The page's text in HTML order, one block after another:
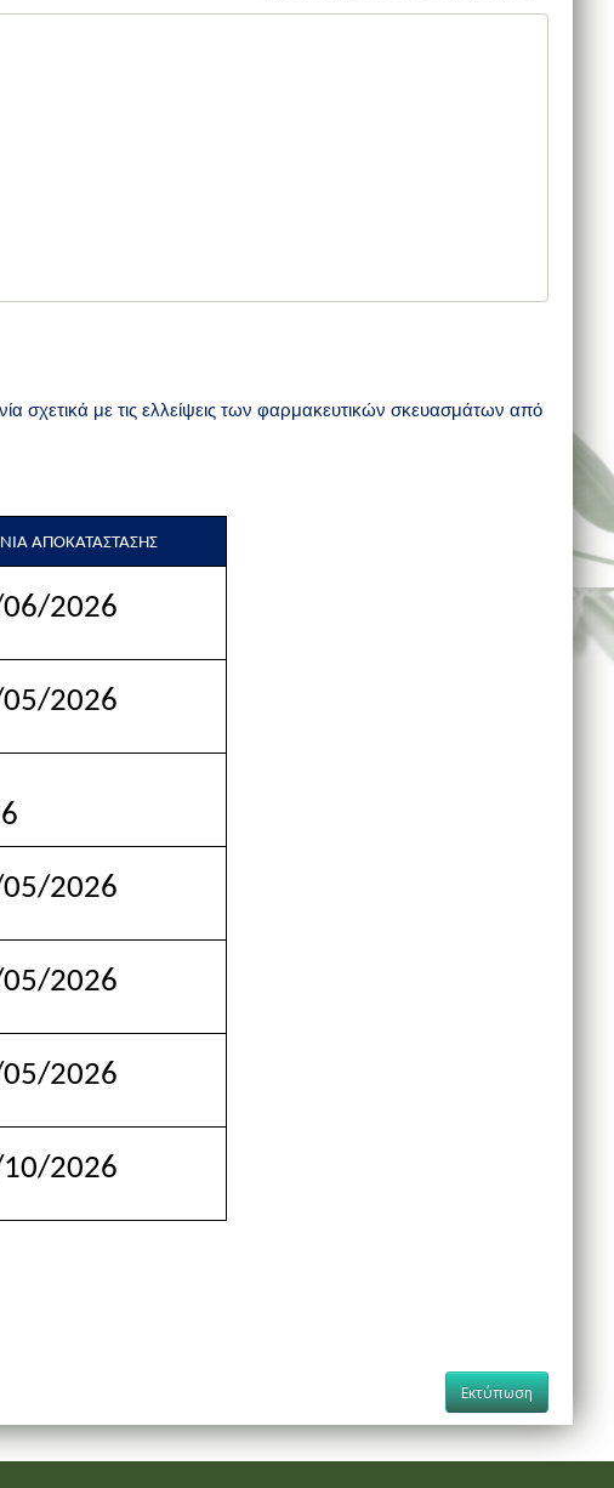
σχετικά με τις ελλείψεις των φαρμακευτικών σκευασμάτων από
ΑΠΟΚΑΤΑΣΤΑΣΗΣ
2026
2026
2026
2026
2026
2026
Εκτύπωση